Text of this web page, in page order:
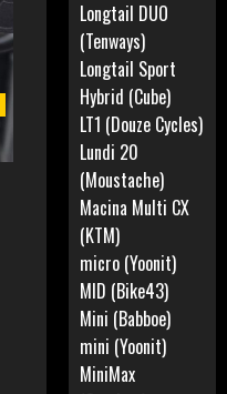
Longtail DUO
(Tenways)
Longtail Sport
Hybrid (Cube)
LT1 (Douze Cycles)
Lundi 20
(Moustache)
Macina Multi CX
(KTM)
micro (Yoonit)
MID (Bike43)
Mini (Babboe)
mini (Yoonit)
MiniMax